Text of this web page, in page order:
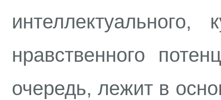
интеллектуального,
нравственного
очередь, лежит в